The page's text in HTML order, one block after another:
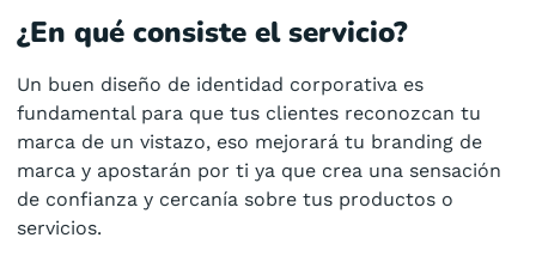
¿En qué consiste el servicio?
Un buen diseño de identidad corporativa es
fundamental para que tus clientes reconozcan tu
marca de un vistazo, eso mejorará tu branding de
marca y apostarán por ti ya que crea una sensación
de confianza y cercanía sobre tus productos o
servicios.